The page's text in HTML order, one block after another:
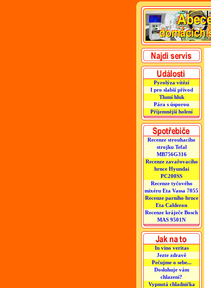
Pyrolýza vítězí
I pro slabší přívod
Tlumí hluk
Pára s úsporou
Příjemnější holení
Recenze strouhacího
strojku Tefal
MB756G316
Recenze zavařovacího
hrnce Hyundai
PC200SS
Recenze tyčového
mixéru Eta Vassa 7055
Recenze parního hrnce
Eta Calderon
Recenze kráječe Bosch
MAS 9501N
In vino veritas
Jezte zdravě
Pečujme o sebe...
Dosluhuje vám
chlazení?
Vypnutá chladnička